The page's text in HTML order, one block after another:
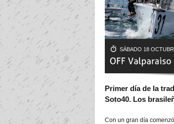
SÁBADO 18
Primer día de la
Soto40. Los
Con un gran día